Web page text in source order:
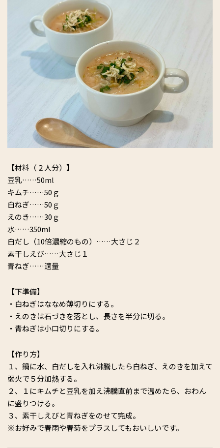
【材料（２人分）】
豆乳……50ml
キムチ……50ｇ
白ねぎ……50ｇ
えのき……30ｇ
水……350ml
白だし（10倍濃縮のもの）……大さじ２
素干しえび……大さじ１
青ねぎ……適量
【下準備】
・白ねぎはななめ薄切りにする。
・えのきは石づきを落とし、長さを半分に切る。
・青ねぎは小口切りにする。
【作り方】
１、鍋に水、白だしを入れ沸騰したら白ねぎ、えのきを加えて
弱火で５分加熱する。
２、１にキムチと豆乳を加え沸騰直前まで温めたら、おわん
に盛りつける。
３、素干しえびと青ねぎをのせて完成。
※お好みで春雨や春菊をプラスしてもおいしいです。